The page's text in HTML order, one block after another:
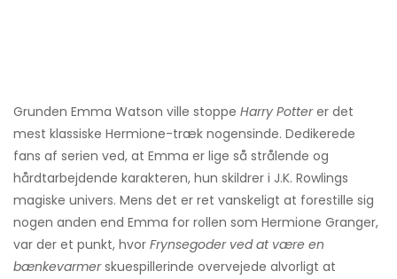
Grunden Emma Watson ville stoppe Harry Potterer det
mest klassiske Hermione-træk nogensinde. Dedikerede
fans af serien ved, at Emma er lige så strålende og
hårdtarbejdende karakteren, hun skildrer i J.K. Rowlings
magiske univers. Mens det er ret vanskeligt at forestille sig
nogen anden end Emma for rollen som Hermione Granger,
var der et punkt, hvor Frynsegoder ved at være en
bænkevarmerskuespillerinde overvejede alvorligt at